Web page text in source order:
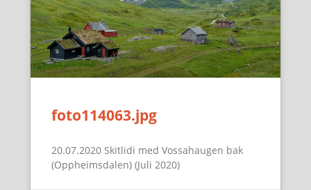
foto114063.jpg
20.07.2020 Skitlidi med Vossahaugen bak
(Oppheimsdalen) (Juli 2020)